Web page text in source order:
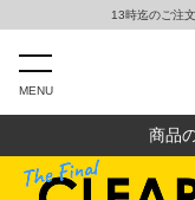
13時迄のご注
MENU
商品